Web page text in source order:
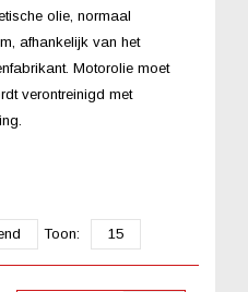
olie, normaal
afhankelijk van het
Motorolie moet
verontreinigd met
Toon: 15